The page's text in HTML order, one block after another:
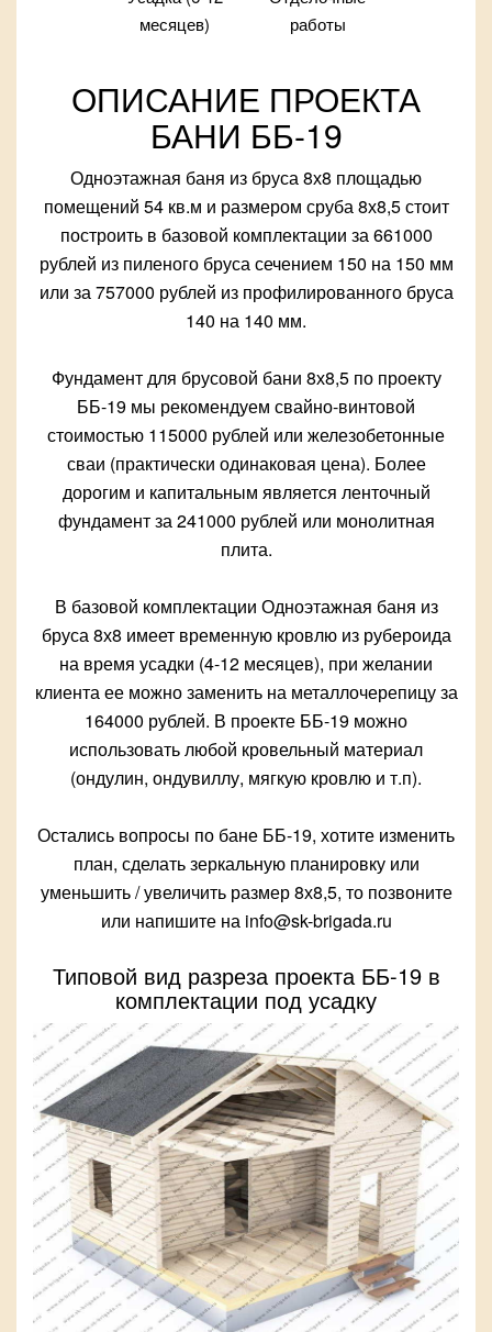
месяцев)
работы
ОПИСАНИЕ ПРОЕКТА
БАНИ ББ-19
Одноэтажная баня из бруса 8х8 площадью
помещений 54 кв.м и размером сруба 8х8,5 стоит
построить в базовой комплектации за 661000
рублей из пиленого бруса сечением 150 на 150 мм
или за 757000 рублей из профилированного бруса
140 на 140 мм.
Фундамент для брусовой бани 8х8,5 по проекту
ББ-19 мы рекомендуем свайно-винтовой
стоимостью 115000 рублей или железобетонные
сваи (практически одинаковая цена). Более
дорогим и капитальным является ленточный
фундамент за 241000 рублей или монолитная
плита.
В базовой комплектации Одноэтажная баня из
бруса 8х8 имеет временную кровлю из рубероида
на время усадки (4-12 месяцев), при желании
клиента ее можно заменить на металлочерепицу за
164000 рублей. В проекте ББ-19 можно
использовать любой кровельный материал
(ондулин, ондувиллу, мягкую кровлю и т.п).
Остались вопросы по бане ББ-19, хотите изменить
план, сделать зеркальную планировку или
уменьшить / увеличить размер 8х8,5, то позвоните
или напишите на info@sk-brigada.ru
Типовой вид разреза проекта ББ-19 в
комплектации под усадку